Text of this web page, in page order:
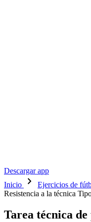
Descargar app
Inicio
chevron_right Ejercicios de
Resistencia a la técnica
Tarea técnica